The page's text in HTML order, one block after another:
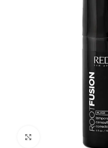
Click to enlarge